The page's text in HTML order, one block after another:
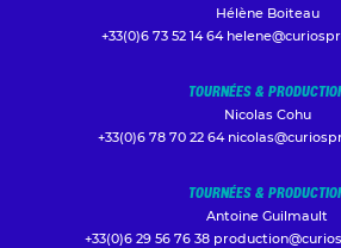
Hélène Boiteau
+33(0)6 73 52 14 64
TOURNÉES &
Nicolas Cohu
+33(0)6 78 70 22 64
TOURNÉES &
Antoine Guilmault
+33(0)6 29 56 76 38